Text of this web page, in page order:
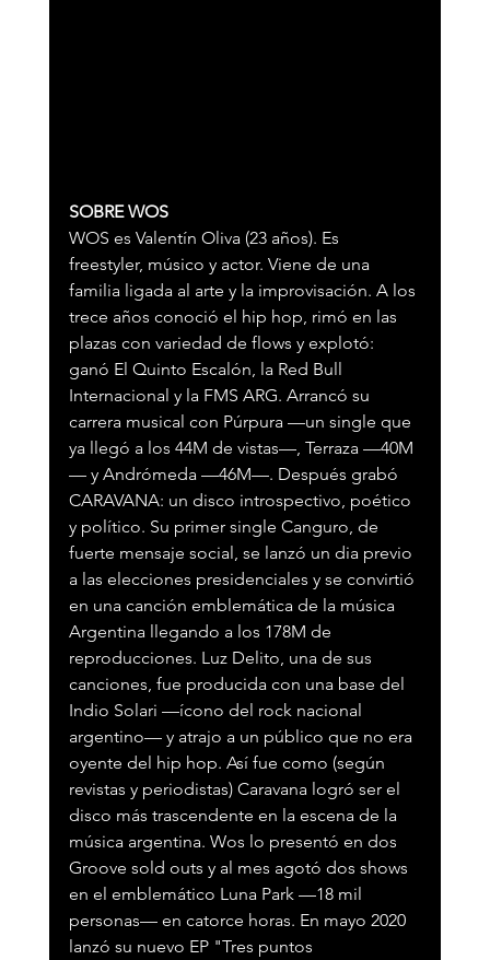
SOBRE WOS
WOS es Valentín Oliva (23 años). Es
freestyler, músico y actor. Viene de una
familia ligada al arte y la improvisación. A los
trece años conoció el hip hop, rimó en las
plazas con variedad de flows y explotó:
ganó El Quinto Escalón, la Red Bull
Internacional y la FMS ARG. Arrancó su
carrera musical con Púrpura —un single que
ya llegó a los 44M de vistas—, Terraza —40M
— y Andrómeda —46M—. Después grabó
CARAVANA: un disco introspectivo, poético
y político. Su primer single Canguro, de
fuerte mensaje social, se lanzó un dia previo
a las elecciones presidenciales y se convirtió
en una canción emblemática de la música
Argentina llegando a los 178M de
reproducciones. Luz Delito, una de sus
canciones, fue producida con una base del
Indio Solari —ícono del rock nacional
argentino— y atrajo a un público que no era
oyente del hip hop. Así fue como (según
revistas y periodistas) Caravana logró ser el
disco más trascendente en la escena de la
música argentina. Wos lo presentó en dos
Groove sold outs y al mes agotó dos shows
en el emblemático Luna Park —18 mil
personas— en catorce horas. En mayo 2020
lanzó su nuevo EP "Tres puntos